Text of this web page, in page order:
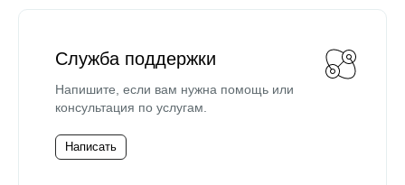
Служба поддержки
Напишите, если вам нужна помощь или
консультация по услугам.
Написать